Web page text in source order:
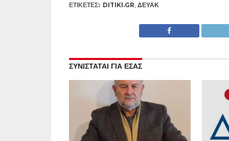
ΕΤΙΚΕΤΕΣ: DITIKI.GR ΔΕΥΑΚ
ΣΥΝΙΣΤΑΤΑΙ ΓΙΑ ΕΣΑΣ